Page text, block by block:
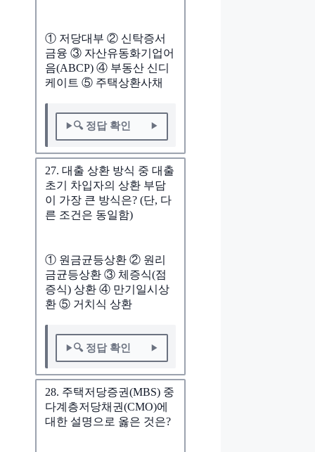
① 저당대부 ② 신탁증서
금융 ③ 자산유동화기업어
음(ABCP) ④ 부동산 신디
케이트 ⑤ 주택상환사채
🔍 정답 확인
27. 대출 상환 방식 중 대출
초기 차입자의 상환 부담
이 가장 큰 방식은? (단, 다
른 조건은 동일함)
① 원금균등상환 ② 원리
금균등상환 ③ 체증식(점
증식) 상환 ④ 만기일시상
환 ⑤ 거치식 상환
🔍 정답 확인
28. 주택저당증권(MBS) 중
다계층저당채권(CMO)에
대한 설명으로 옳은 것은?